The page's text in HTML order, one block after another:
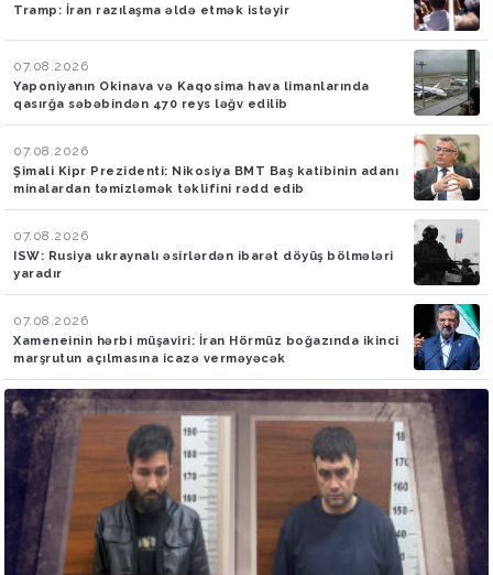
Tramp: İran razılaşma əldə etmək istəyir
07.08.2026
Yaponiyanın Okinava və Kaqosima hava limanlarında
qasırğa səbəbindən 470 reys ləğv edilib
07.08.2026
Şimali Kipr Prezidenti: Nikosiya BMT Baş katibinin adanı
minalardan təmizləmək təklifini rədd edib
07.08.2026
ISW: Rusiya ukraynalı əsirlərdən ibarət döyüş bölmələri
yaradır
07.08.2026
Xameneinin hərbi müşaviri: İran Hörmüz boğazında ikinci
marşrutun açılmasına icazə verməyəcək